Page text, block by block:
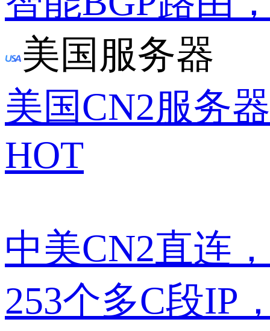
美国服务器
美国CN2服务器
HOT
中美CN2直连
253个多C段IP